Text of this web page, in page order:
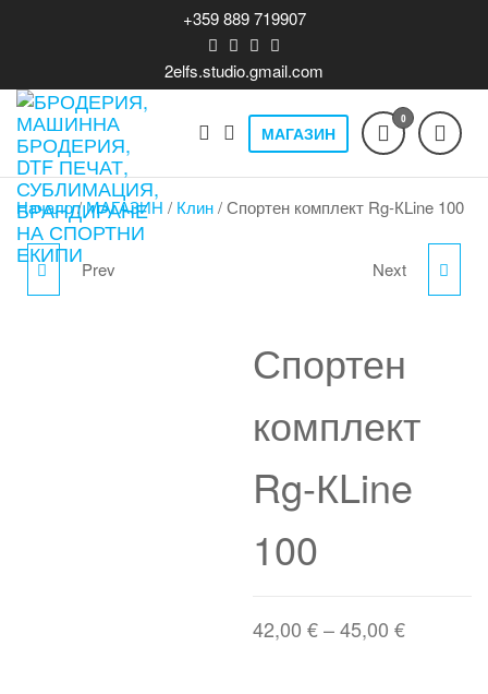
content
+359 889 719907
2elfs.studio.gmail.com
Бродерия,
машинна
бродерия,
на спортни
Печат на
DTF T-shirts,
лайвстайл
МАГАЗИН
0
Начало/МАГАЗИН / Клин/ Спортен комплект Rg-КLine 100
СПОРТНА ТЕНИСКА -
Prev СПОРТЕН КЛИН RG-
Next
Спортен
комплект
Rg-КLine
100
42,00€ – 45,00€Price